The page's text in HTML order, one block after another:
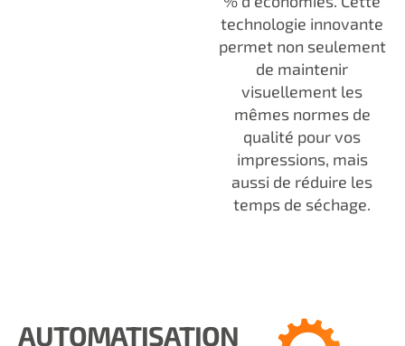
technologie innovante
permet non seulement
de maintenir
visuellement les
mêmes normes de
qualité pour vos
impressions, mais
aussi de réduire les
temps de séchage.
AUTOMATISATION